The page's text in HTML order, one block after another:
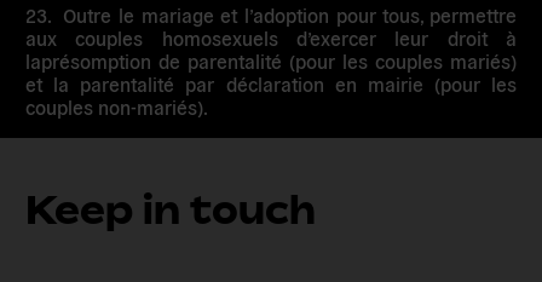
23. Outre le mariage et l’adoption pour tous, permettre
aux couples homosexuels d’exercer leur droit à
laprésomption de parentalité (pour les couples mariés)
et la parentalité par déclaration en mairie (pour les
couples non-mariés).
Keep in touch